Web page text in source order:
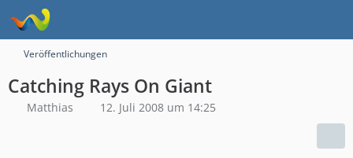
Veröffentlichungen
Catching Rays On Giant
Matthias 12. Juli 2008 um 14:25